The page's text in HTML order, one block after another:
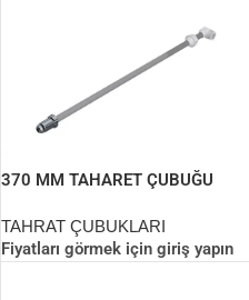
370 MM TAHARET ÇUBUĞU
TAHRAT ÇUBUKLARI
Fiyatları görmek için giriş yapın